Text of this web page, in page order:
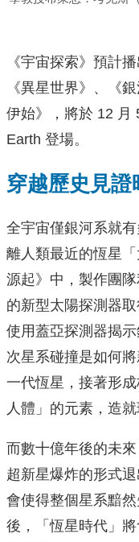
《宇宙探索》預計
《異星世界》、《
伊始》，將於 12 月
Earth 登場。
穿越歷史見證
全宇宙僅銀河系就
離人類最近的恆星
源起》中，製作團
的新型太陽探測器
使用蓋亞探測器揭
次星系碰撞是如何
一代恆星，接著形
人體」的元素，造就
而數十億年後的未
超新星爆炸的形式
會使得整個星系黯
後，「恆星時代」